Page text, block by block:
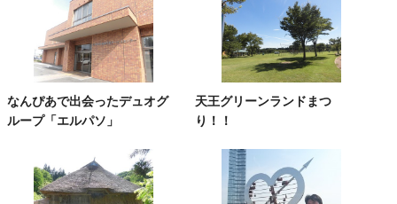
なんぴあで出会ったデュオグ
ループ「エルパソ」
天王グリーンランドまつ
り！！